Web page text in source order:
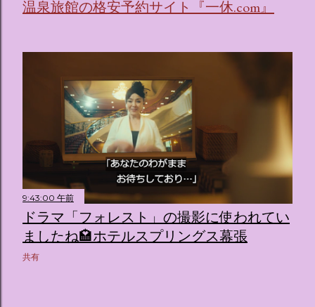
リオキャラクターズの体験型・没入型展示イベント の名称で
陸となります。 まるで本当にラグジュアリーホテルにチェッ
されています。その魅力をいくつかのかたまりに分けてご紹
介します。 🔑 1. コンセプトは「サンリオキャラが考える夢
のホテル」 デジタルメディア技術で世界的に知られるクリエ
イティブプロダクション「d'strict」が手掛けており、五感を
刺激する美しいデジタルアートとストーリー性の高い全11の
テーマブースで構成されています。 チェックインからスター
ト ：ピンクを基調とした華やかなエントランスロビーでルー
ムキーを受け取り、まるでホテルに滞在するかのような没入
感を味わいながら進んでいきます。ロビーではお花をまとっ
たポムポムプリンが出迎えてくれます。 幻想的な共有スペー
（舞踏会）、さらには本物の砂を使ったピンク色の美しいビ
温泉旅館の格安予約サイト『一休.com』
9:43:00 午前
ドラマ「フォレスト」の撮影に使われてい
ましたね🏩ホテルスプリングス幕張
共有